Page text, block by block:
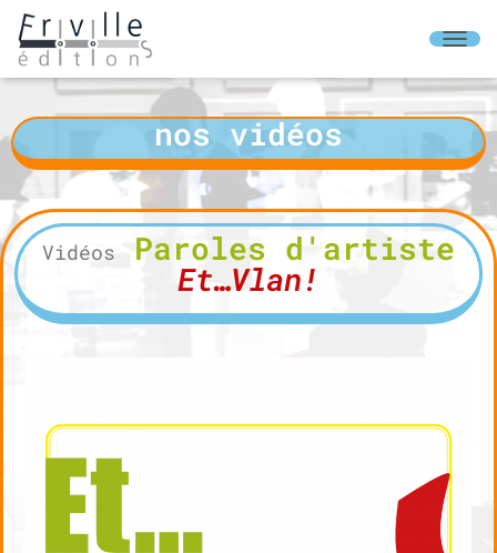
U
V
R
R
/
F
E
R
nos vidéos
Vidéos Paroles d'artiste
Et…Vlan!